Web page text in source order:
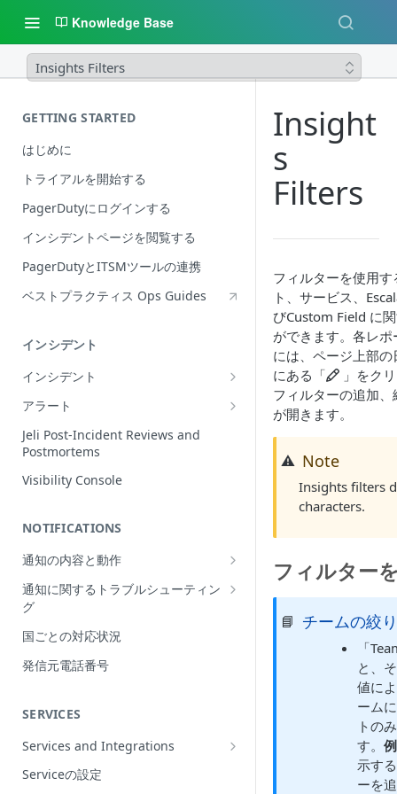
Knowledge Base
Insights Filters
GETTING STARTED
はじめに
トライアルを開始する
PagerDutyにログインする
インシデントページを閲覧する
PagerDutyとITSMツールの連携
ベストプラクティス Ops Guides
インシデント
インシデント
Incidentの編集
インシデントの再割当て
（Reassign）
インシデントの再開（Reopen）
Incident Roles
Incident Tasks
Incident Types
インシデントが作成されない理由
Conference Bridge
アラート
Alerts Table
Jeli Post-Incident Reviews and
Postmortems
Visibility Console
NOTIFICATIONS
通知の内容と動作
Push Notifications
Email Notifications
電話通知
Phone Notification Disclosures
SMS Notifications
WhatsApp Notification
通知に関するトラブルシューティン
グ
想定される通知の動作
プッシュ通知のトラブルシューティ
ング
グ
電話通知のトラブルシューティング
SMS通知のトラブルシューティング
国ごとの対応状況
発信元電話番号
SERVICES
Services and Integrations
Service Directory
Serviceの設定
Insight
s
Filters
フィルターを使用
ト、サービス、
びCustom Field に
ができます。各レ
には、ページ上部
にある「
」をク
フィルターの追加
が開きます。
⚠️ Note
Insights filters
characters.
フィルター
📘 チームの絞
「
と、
値に
ーム
トの
す。例
示す
ーを